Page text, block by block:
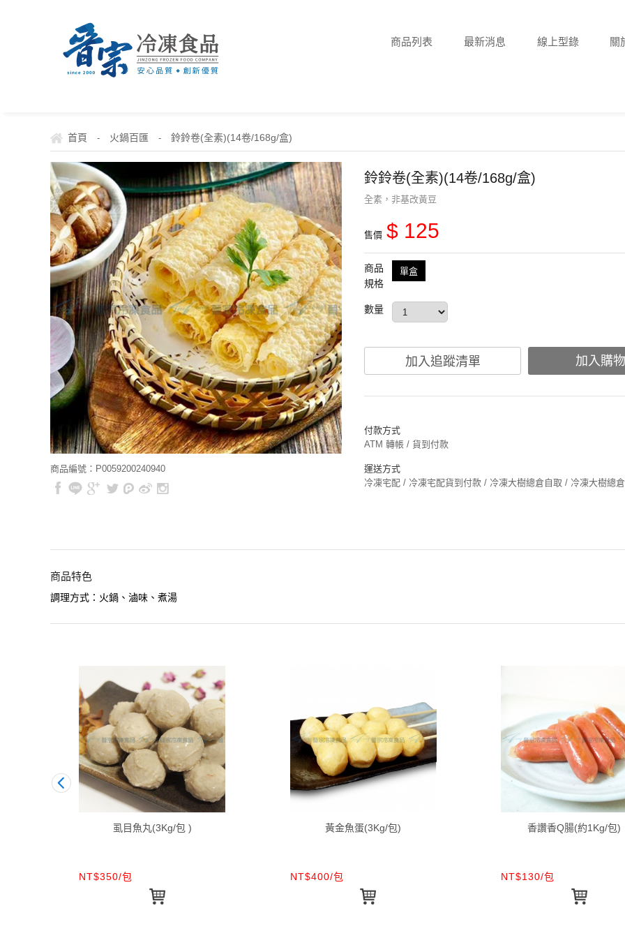
商品列表 最新消息 線上型錄 關
首頁 - 火鍋百匯 - 鈴鈴卷(全素)(14卷/168g/盒)
商品編號：P0059200240940
鈴鈴卷(全素)(14卷/168g/盒)
全素，非基改黃豆
售價 $ 125
商品
規格
單盒
數量
加入追蹤清單 加入購
付款方式
ATM 轉帳 / 貨到付款
運送方式
冷凍宅配 / 冷凍宅配貨到付款 / 冷凍大樹總倉自取 / 冷凍大樹總
商品特色
調理方式：火鍋、滷味、煮湯
虱目魚丸(3Kg/包 )
NT$350/包
黃金魚蛋(3Kg/包)
NT$400/包
香讚香Q腸(約1Kg/包)
NT$130/包